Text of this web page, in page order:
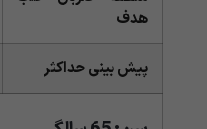
هدف
پیش بینی حداکثر